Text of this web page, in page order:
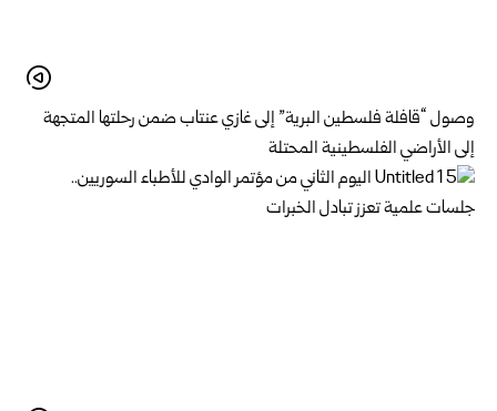
وصول “قافلة فلسطين البرية” إلى غازي عنتاب ضمن رحلتها المتجهة
إلى الأراضي الفلسطينية المحتلة